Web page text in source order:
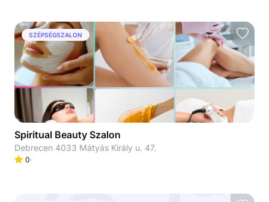
SZÉPSÉGSZALON
Spiritual Beauty Szalon
Debrecen 4033 Mátyás Király u. 47.
0